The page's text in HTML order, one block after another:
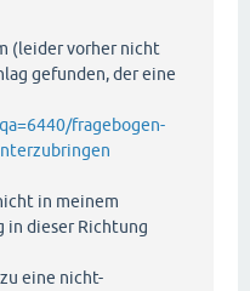
(leider vorher nicht
gefunden, der eine
fragebogen-
in meinem
in dieser Richtung
eine nicht-